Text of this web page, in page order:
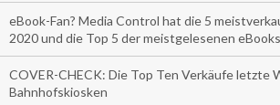
eBook-Fan? Media Control hat die 5
2020 und die Top 5 der meistgelesenen eBooks
COVER-CHECK: Die Top Ten Verkäufe letzte
Bahnhofskiosken